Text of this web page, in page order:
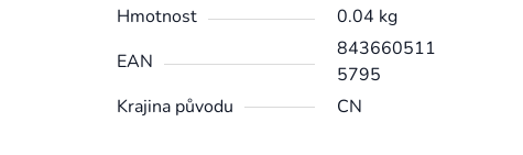
Hmotnost
0.04 kg
EAN
843660511
5795
Krajina původu
CN